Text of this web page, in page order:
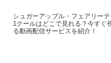
シュガーアップル・フェアリー
1クールはどこで見れる？今すぐ
る動画配信サービスを紹介！